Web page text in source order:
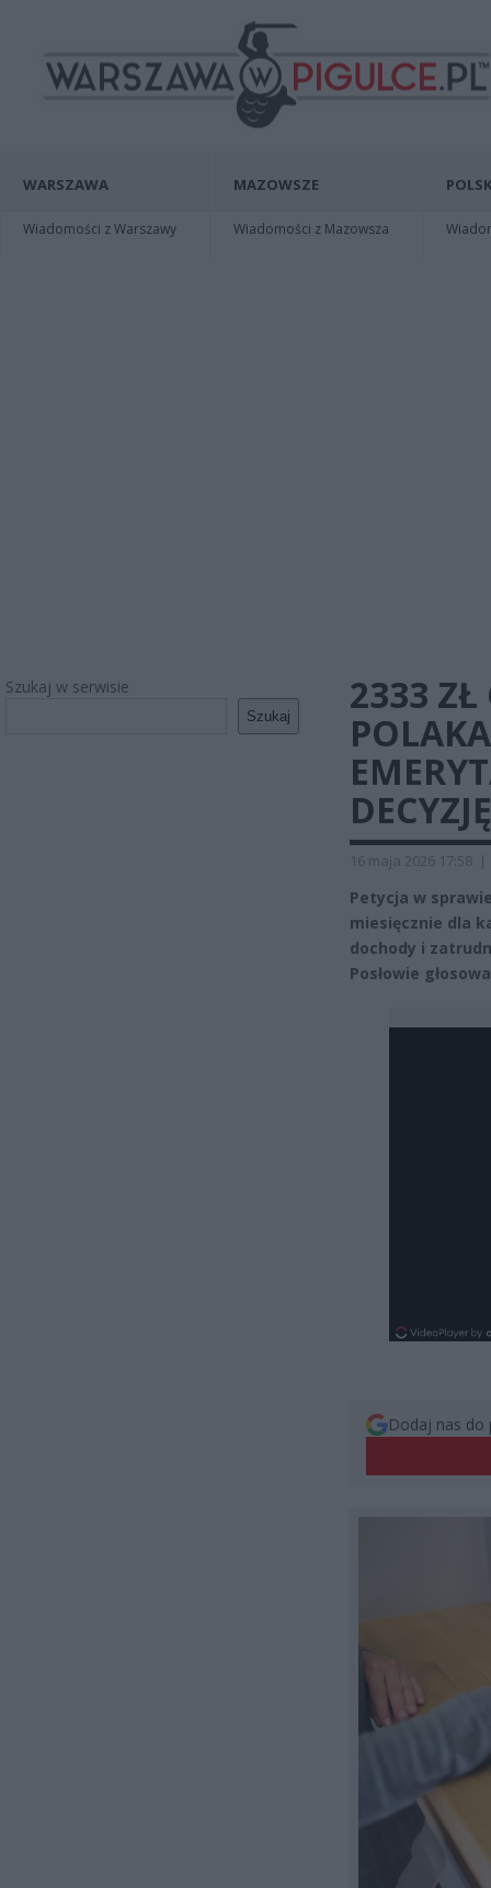
WARSZAWA
Wiadomości z Warszawy
MAZOWSZE
Wiadomości z Mazowsza
Szukaj w serwisie
Szukaj
2333 ZŁ
16 maja 2026 17:58 |
Petycja w
miesięcznie dla
dochody i
Posłowie
Dodaj nas do